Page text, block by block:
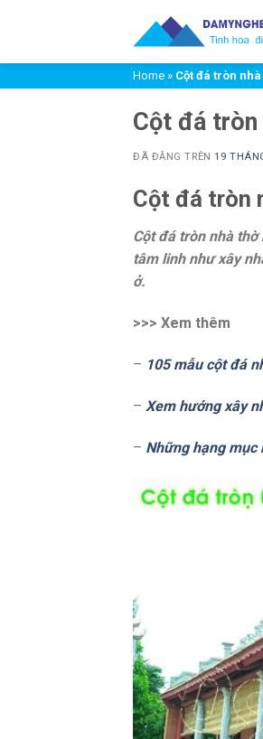
Home » Cột đá tròn
Cột đá
ĐÃ ĐĂNG TRÊN19
Cột đá tròn
Cột đá tròn nhà thờ
tâm linh như xây
ở.
>>> Xem thêm
– 105 mẫu cột đá
– Xem hướng xây
– Những hạng mục